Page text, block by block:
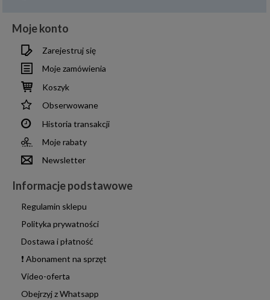
Moje konto
Zarejestruj się
Moje zamówienia
Koszyk
Obserwowane
Historia transakcji
Moje rabaty
Newsletter
Informacje podstawowe
Regulamin sklepu
Polityka prywatności
Dostawa i płatność
❗ Abonament na sprzęt
Video-oferta
Obejrzyj z Whatsapp